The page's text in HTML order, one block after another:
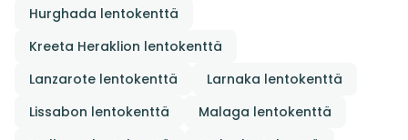
Hurghada lentokenttä
Kreeta Heraklion lentokenttä
Lanzarote lentokenttä
Larnaka lentokenttä
Lissabon lentokenttä
Malaga lentokenttä